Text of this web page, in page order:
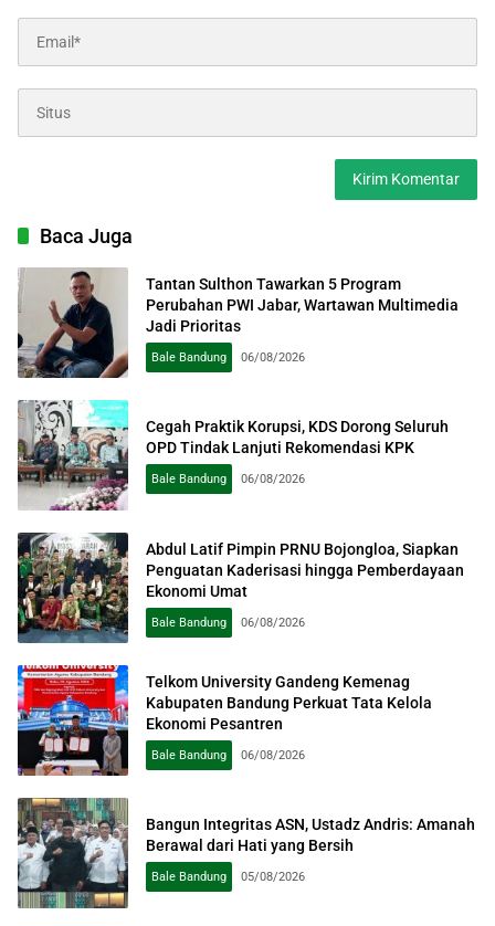
Baca Juga
Tantan Sulthon Tawarkan 5 Program
Perubahan PWI Jabar, Wartawan Multimedia
Jadi Prioritas
Bale Bandung 06/08/2026
Cegah Praktik Korupsi, KDS Dorong Seluruh
OPD Tindak Lanjuti Rekomendasi KPK
Bale Bandung 06/08/2026
Abdul Latif Pimpin PRNU Bojongloa, Siapkan
Penguatan Kaderisasi hingga Pemberdayaan
Ekonomi Umat
Bale Bandung 06/08/2026
Telkom University Gandeng Kemenag
Kabupaten Bandung Perkuat Tata Kelola
Ekonomi Pesantren
Bale Bandung 06/08/2026
Bangun Integritas ASN, Ustadz Andris: Amanah
Berawal dari Hati yang Bersih
Bale Bandung 05/08/2026